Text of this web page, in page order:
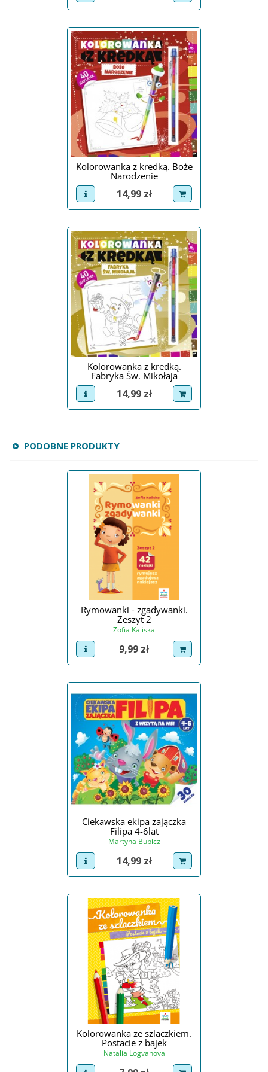
Kolorowanka z kredką. Boże
Narodzenie
view product
Cena
14,99 zł dodaj do koszyka
Kolorowanka z kredką.
Fabryka Św. Mikołaja
view product
Cena
14,99 zł dodaj do koszyka
PODOBNE PRODUKTY
Rymowanki - zgadywanki.
Zeszyt 2
Zofia Kaliska
view product
Cena
9,99 zł dodaj do koszyka
Ciekawska ekipa zajączka
Filipa 4-6lat
Martyna Bubicz
view product
Cena
14,99 zł dodaj do koszyka
Kolorowanka ze szlaczkiem.
Postacie z bajek
Natalia Logvanova